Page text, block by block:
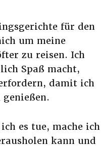
für den
um meine
zu reisen. Ich
Spaß macht,
damit ich
es tue, mache ich
kann und